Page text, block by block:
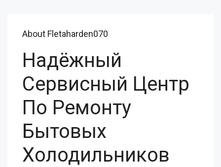
About Fletaharden070
Надёжный
Сервисный Центр
По Ремонту
Бытовых
Холодильников